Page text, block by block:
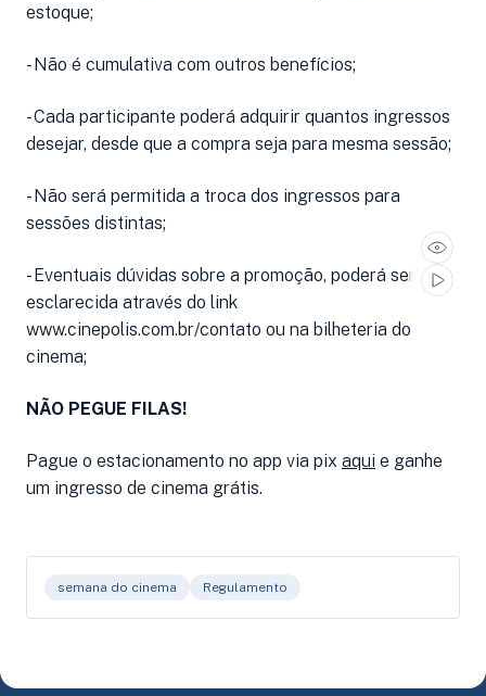
estoque;
- Não é cumulativa com outros benefícios;
- Cada participante poderá adquirir quantos ingressos
desejar, desde que a compra seja para mesma sessão;
- Não será permitida a troca dos ingressos para
sessões distintas;
- Eventuais dúvidas sobre a promoção, poderá ser
esclarecida através do link
www.cinepolis.com.br/contato ou na bilheteria do
cinema;
NÃO PEGUE FILAS!
Pague o estacionamento no app via pix aqui e ganhe
um ingresso de cinema grátis.
semana do cinema Regulamento